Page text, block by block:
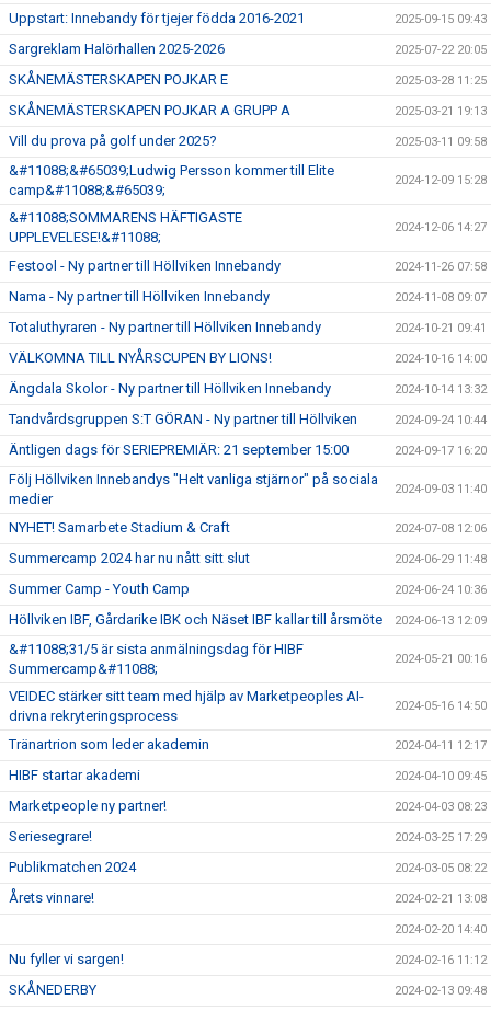
Uppstart: Innebandy för tjejer födda 2016-2021 2025-09-15 09:43
Sargreklam Halörhallen 2025-2026 2025-07-22 20:05
SKÅNEMÄSTERSKAPEN POJKAR E 2025-03-28 11:25
SKÅNEMÄSTERSKAPEN POJKAR A GRUPP A 2025-03-21 19:13
Vill du prova på golf under 2025? 2025-03-11 09:58
&#11088;&#65039;Ludwig Persson kommer till Elite
camp&#11088;&#65039;
2024-12-09 15:28
&#11088;SOMMARENS HÄFTIGASTE
UPPLEVELESE!&#11088;
2024-12-06 14:27
Festool - Ny partner till Höllviken Innebandy 2024-11-26 07:58
Nama - Ny partner till Höllviken Innebandy 2024-11-08 09:07
Totaluthyraren - Ny partner till Höllviken Innebandy 2024-10-21 09:41
VÄLKOMNA TILL NYÅRSCUPEN BY LIONS! 2024-10-16 14:00
Ängdala Skolor - Ny partner till Höllviken Innebandy 2024-10-14 13:32
Tandvårdsgruppen S:T GÖRAN - Ny partner till Höllviken 2024-09-24 10:44
Äntligen dags för SERIEPREMIÄR: 21 september 15:00 2024-09-17 16:20
Följ Höllviken Innebandys "Helt vanliga stjärnor" på sociala
medier
2024-09-03 11:40
NYHET! Samarbete Stadium & Craft 2024-07-08 12:06
Summercamp 2024 har nu nått sitt slut 2024-06-29 11:48
Summer Camp - Youth Camp 2024-06-24 10:36
Höllviken IBF, Gårdarike IBK och Näset IBF kallar till årsmöte 2024-06-13 12:09
&#11088;31/5 är sista anmälningsdag för HIBF
Summercamp&#11088;
2024-05-21 00:16
VEIDEC stärker sitt team med hjälp av Marketpeoples AI-
drivna rekryteringsprocess
2024-05-16 14:50
Tränartrion som leder akademin 2024-04-11 12:17
HIBF startar akademi 2024-04-10 09:45
Marketpeople ny partner! 2024-04-03 08:23
Seriesegrare! 2024-03-25 17:29
Publikmatchen 2024 2024-03-05 08:22
Årets vinnare! 2024-02-21 13:08
2024-02-20 14:40
Nu fyller vi sargen! 2024-02-16 11:12
SKÅNEDERBY 2024-02-13 09:48